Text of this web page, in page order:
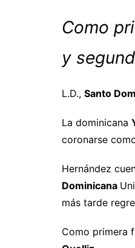
Como
y
L.D., Santo
La dominicana
coronarse
Hernández
Dominicana
más tarde
Como primera